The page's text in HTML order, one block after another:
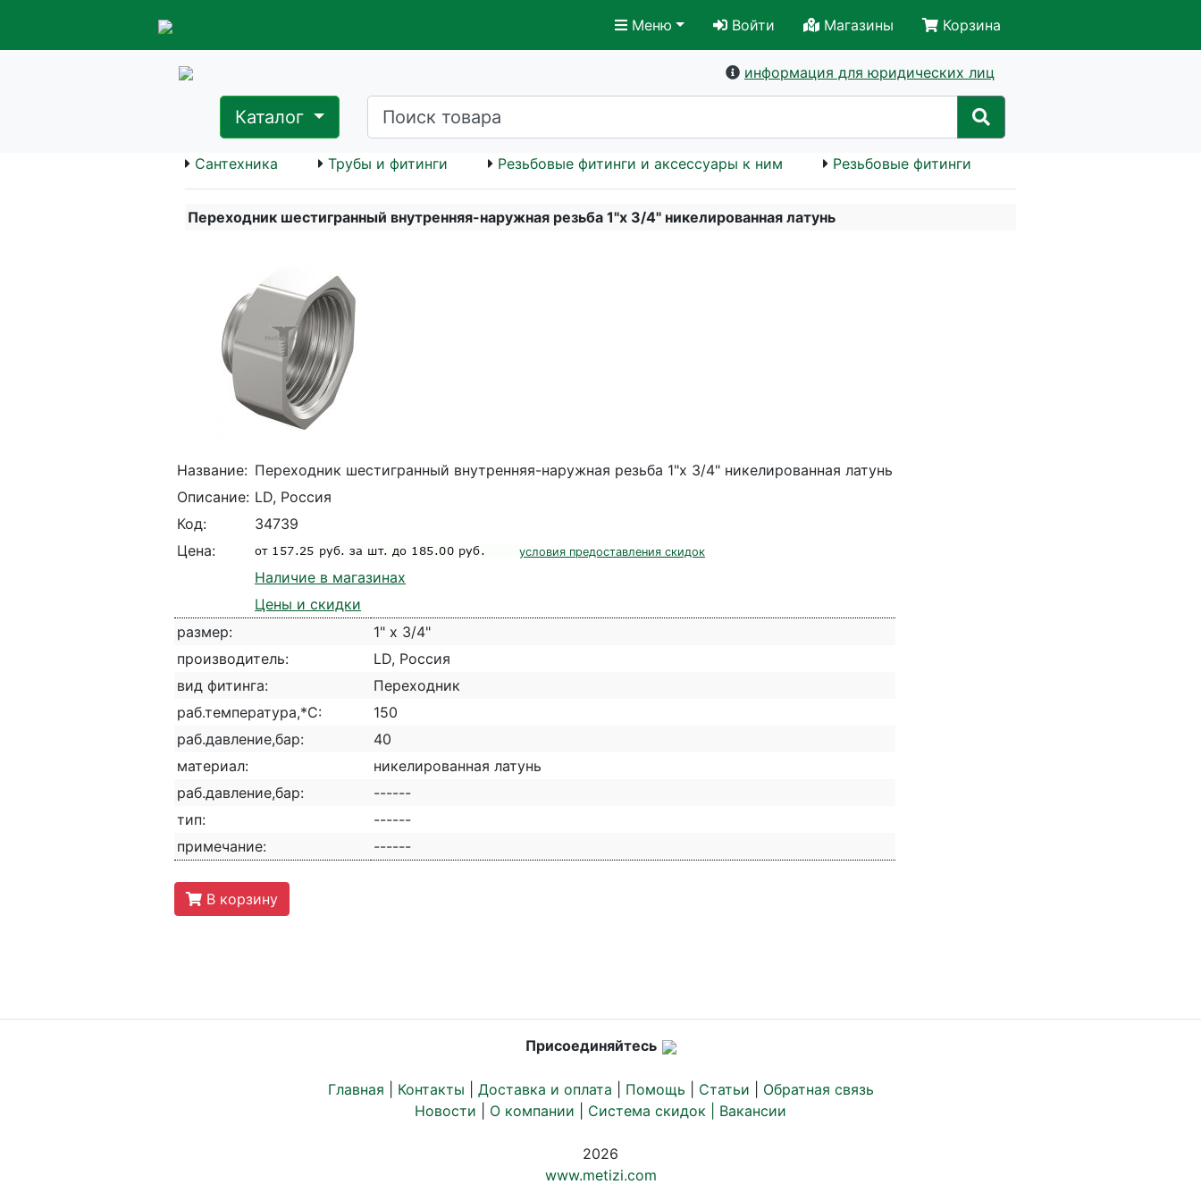
Меню Войти Магазины Корзина
информация для юридических лиц
Каталог
Сантехника Трубы и фитинги Резьбовые фитинги и аксессуары к ним Резьбовые фитинги
Переходник шестигранный внутренняя-наружная резьба 1"х 3/4" никелированная латунь
Название: Переходник шестигранный внутренняя-наружная резьба 1"х 3/4" никелированная латунь
Описание: LD, Россия
Код:
34739
Цена:
условия предоставления скидок
Наличие в магазинах
Цены и скидки
размер:
1" x 3/4"
производитель:
LD, Россия
вид фитинга:
Переходник
раб.температура,*С:
150
раб.давление,бар:
40
материал:
никелированная латунь
раб.давление,бар:
------
тип:
------
примечание:
------
В корзину
Присоединяйтесь
Главная Контакты Доставка и оплата Помощь Статьи
Обратная связь
Новости
О компании Система скидок | Вакансии
2026
www.metizi.com